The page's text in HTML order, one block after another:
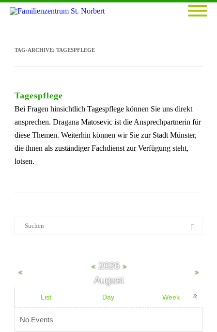
TAG-ARCHIVE: TAGESPFLEGE
Tagespflege
Bei Fragen hinsichtlich Tagespflege können Sie uns direkt
ansprechen. Dragana Matosevic ist die Ansprechpartnerin für
diese Themen. Weiterhin können wir Sie zur Stadt Münster,
die ihnen als zuständiger Fachdienst zur Verfügung steht,
lotsen.
Suche
<
<2026 >
August
>
»
List Day Week
No Events